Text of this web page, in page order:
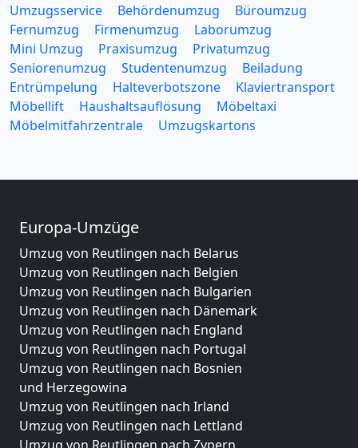
Umzugsservice Behördenumzug
Büroumzug
Fernumzug
Firmenumzug
Laborumzug
Mini Umzug
Praxisumzug
Privatumzug
Seniorenumzug
Studentenumzug
Beiladung
Entrümpelung
Halteverbotszone
Klaviertransport
Möbellift
Haushaltsauflösung
Möbeltaxi
Möbelmitfahrzentrale
Umzugskartons
Europa-Umzüge
Umzug von Reutlingen nach Belarus
Umzug von Reutlingen nach Belgien
Umzug von Reutlingen nach Bulgarien
Umzug von Reutlingen nach Dänemark
Umzug von Reutlingen nach England
Umzug von Reutlingen nach Portugal
Umzug von Reutlingen nach Bosnien
und Herzegowina
Umzug von Reutlingen nach Irland
Umzug von Reutlingen nach Lettland
Umzug von Reutlingen nach Zypern